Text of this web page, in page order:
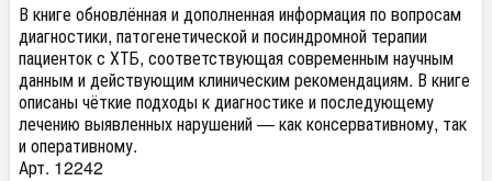
В книге обновлённая и дополненная информация по вопросам
диагностики, патогенетической и посиндромной терапии
пациенток с ХТБ, соответствующая современным научным
данным и действующим клиническим рекомендациям. В книге
описаны чёткие подходы к диагностике и последующему
лечению выявленных нарушений — как консервативному, так
и оперативному.
Арт. 12242